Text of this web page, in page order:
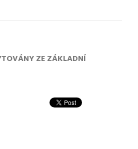
ZE ZÁKLADNÍ